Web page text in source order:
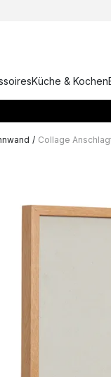
Küche & Kochen
/ Collage